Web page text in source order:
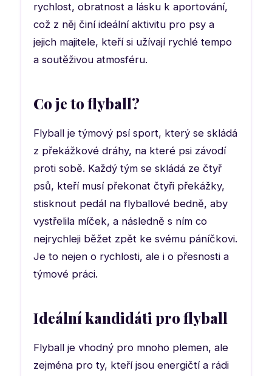
rychlost, obratnost a lásku k aportování,
což z něj činí ideální aktivitu pro psy a
jejich majitele, kteří si užívají rychlé tempo
a soutěživou atmosféru.
Co je to flyball?
Flyball je týmový psí sport, který se skládá
z překážkové dráhy, na které psi závodí
proti sobě. Každý tým se skládá ze čtyř
psů, kteří musí překonat čtyři překážky,
stisknout pedál na flyballové bedně, aby
vystřelila míček, a následně s ním co
nejrychleji běžet zpět ke svému páníčkovi.
Je to nejen o rychlosti, ale i o přesnosti a
týmové práci.
Ideální kandidáti pro flyball
Flyball je vhodný pro mnoho plemen, ale
zejména pro ty, kteří jsou energičtí a rádi